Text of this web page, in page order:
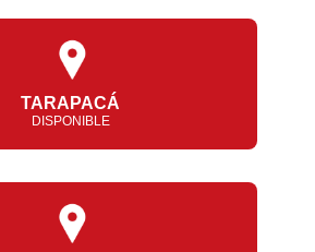
TARAPACÁ
DISPONIBLE